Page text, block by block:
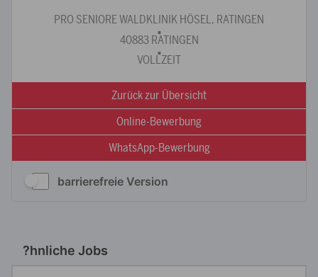
barrierefreie Version
?hnliche Jobs